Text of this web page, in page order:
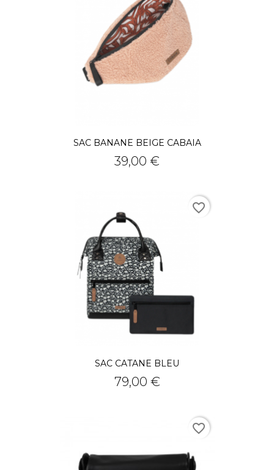
SAC BANANE BEIGE CABAIA
Prix
39,00 €
SAC CATANE BLEU
Prix
79,00 €
favorite_border
favorite_border